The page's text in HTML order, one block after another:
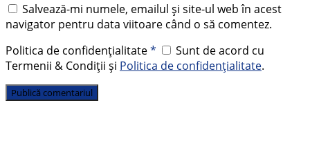
Salvează-mi numele, emailul și site-ul web în acest
navigator pentru data viitoare când o să comentez.
Politica de confidențialitate*
Sunt de acord cu
Termenii & Condiții și Politica de confidențialitate.